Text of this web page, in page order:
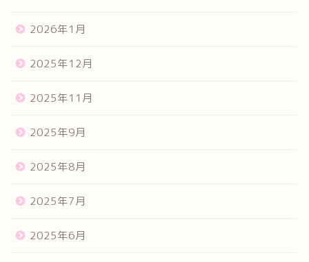
2026年1月
2025年12月
2025年11月
2025年9月
2025年8月
2025年7月
2025年6月